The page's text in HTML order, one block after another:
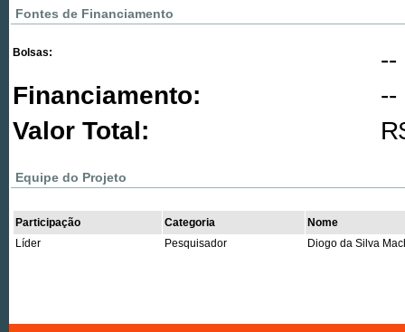
Fontes de Financiamento
Bolsas:
--
Financiamento:
--
Valor Total:
Equipe do Projeto
Participação Categoria
Nome
Líder
Pesquisador Diogo da Silva